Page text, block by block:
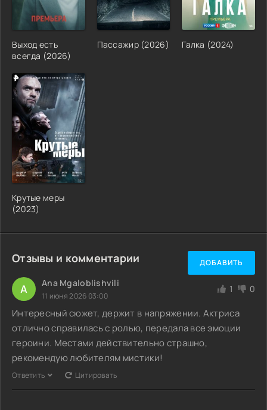
Выход есть
всегда (2026)
Пассажир (2026) Галка (2024)
Крутые меры
(2023)
Отзывы и комментарии ДОБАВИТЬ
A Ana Mgaloblishvili
11 июня 2026 03:00
1 0
Интересный сюжет, держит в напряжении. Актриса
отлично справилась с ролью, передала все эмоции
героини. Местами действительно страшно,
рекомендую любителям мистики!
Ответить Цитировать